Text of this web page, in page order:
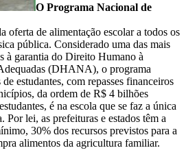
O Programa Nacional de
oferta de alimentação escolar a todos os
pública. Considerado uma das mais
à garantia do Direito Humano à
(DHANA), o programa
estudantes, com repasses financeiros
da ordem de R$ 4 bilhões
é na escola que se faz a única
lei, as prefeituras e estados têm a
30% dos recursos previstos para a
alimentos da agricultura familiar.